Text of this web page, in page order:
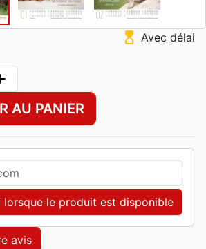
hourglass_top Avec délai
AU PANIER
lorsque le produit est disponible
avis